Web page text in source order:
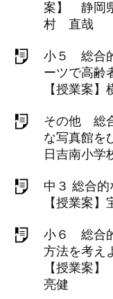
案】 静岡
村 直哉
小５ 総合
ーツで高齢
【授業案
その他 総
な写真館
日吉南小
中３ 総合
【授業案
小６ 総合
方法を考
【授業案
亮健